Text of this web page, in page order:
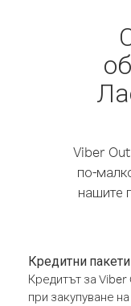
Viber
по-
нашите
Кредитни пакети
Кредитът за
при закупуване